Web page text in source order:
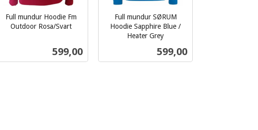
Full mundur Hoodie Fm
Outdoor Rosa/Svart
Pris
599,00
Full mundur SØRUM
Hoodie Sapphire Blue /
Heater Grey
Pris
599,00